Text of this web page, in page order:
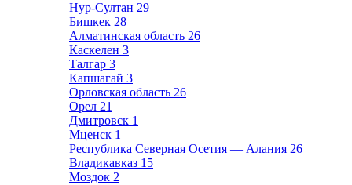
Нур-Султан 29
Бишкек 28
Алматинская область 26
Каскелен 3
Талгар 3
Капшагай 3
Орловская область 26
Орел 21
Дмитровск 1
Мценск 1
Республика Северная Осетия — Алания 26
Владикавказ 15
Моздок 2